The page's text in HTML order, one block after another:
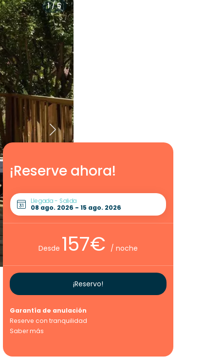
¡Reserve ahora!
Llegada - Salida
Desde 157€ / noche
¡Reservo!
Garantía de anulación
Reserve con tranquilidad
Saber más
1 / 5